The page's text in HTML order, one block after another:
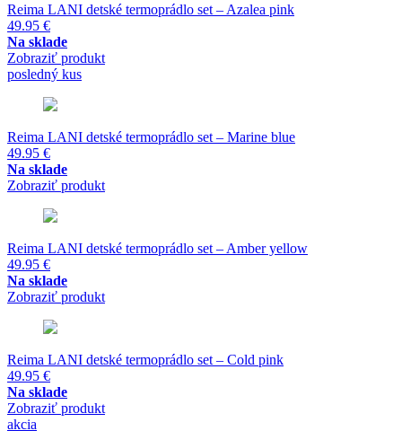
Reima LANI detské termoprádlo set – Azalea pink
49.95 €
Na sklade
Zobraziť produkt
posledný kus
Reima LANI detské termoprádlo set – Marine blue
49.95 €
Na sklade
Zobraziť produkt
Reima LANI detské termoprádlo set – Amber yellow
49.95 €
Na sklade
Zobraziť produkt
Reima LANI detské termoprádlo set – Cold pink
49.95 €
Na sklade
Zobraziť produkt
akcia